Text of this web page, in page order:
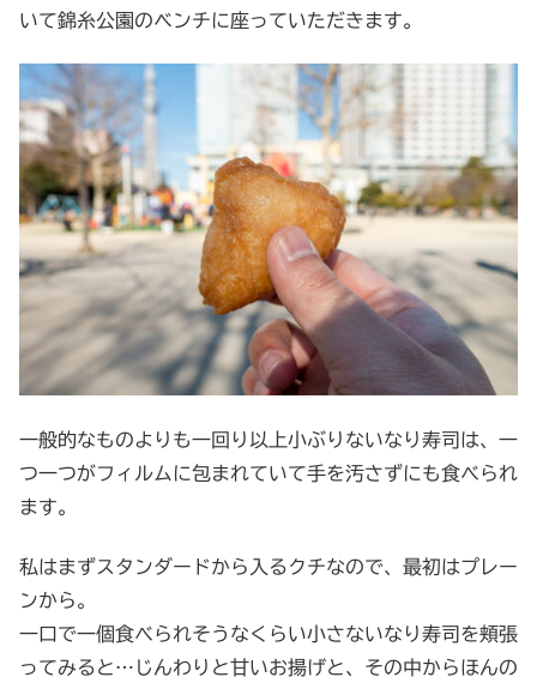
いて錦糸公園のベンチに座っていただきます。
一般的なものよりも一回り以上小ぶりないなり寿司は、一
つ一つがフィルムに包まれていて手を汚さずにも食べられ
ます。
私はまずスタンダードから入るクチなので、最初はプレー
ンから。
一口で一個食べられそうなくらい小さないなり寿司を頬張
ってみると…じんわりと甘いお揚げと、その中からほんの